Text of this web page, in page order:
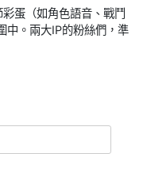
蛋（如角色語音、戰鬥
中。兩大IP的粉絲們，準